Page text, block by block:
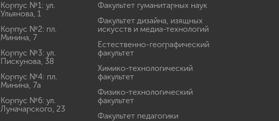
Корпус №1: ул.
Ульянова, 1
Корпус №2: пл.
Минина, 7
Корпус №3: ул.
Пискунова, 38
Корпус №4: пл.
Минина, 7а
Корпус №6: ул.
Луначарского, 23
Факультет гуманитарных наук
Факультет дизайна, изящных
искусств и медиа-технологий
Естественно-географический
факультет
Химико-технологический
факультет
Физико-технологический
факультет
Факультет педагогики